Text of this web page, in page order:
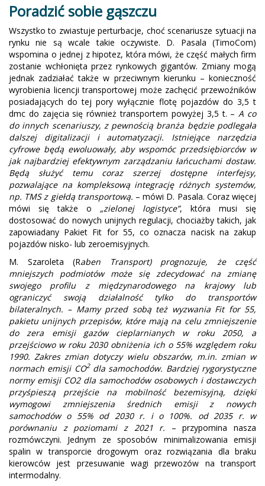
Poradzić sobie gąszczu
Wszystko to zwiastuje perturbacje, choć scenariusze sytuacji na
rynku nie są wcale takie oczywiste. D. Pasala (TimoCom)
wspomina o jednej z hipotez, która mówi, że część małych firm
zostanie wchłonięta przez rynkowych gigantów. Zmiany mogą
jednak zadziałać także w przeciwnym kierunku – konieczność
wyrobienia licencji transportowej może zachęcić przewoźników
posiadających do tej pory wyłącznie flotę pojazdów do 3,5 t
dmc do zajęcia się również transportem powyżej 3,5 t. –A co
do innych scenariuszy, z pewnością branża będzie podlegała
dalszej digitalizacji i automatyzacji. Istniejące narzędzia
cyfrowe będą ewoluowały, aby wspomóc przedsiębiorców w
jak najbardziej efektywnym zarządzaniu łańcuchami dostaw.
Będą służyć temu coraz szerzej dostępne interfejsy,
pozwalające na kompleksową integrację różnych systemów,
np. TMS z giełdą transportową. – mówi D. Pasala. Coraz więcej
mówi się także o „zielonej logistyce”, która musi się
dostosować do nowych unijnych regulacji, chociażby takich, jak
zapowiadany Pakiet Fit for 55, co oznacza nacisk na zakup
pojazdów nisko- lub zeroemisyjnych.
M. Szaroleta (Raben Transport) prognozuje, że część
mniejszych podmiotów może się zdecydować na zmianę
swojego profilu z międzynarodowego na krajowy lub
ograniczyć swoją działalność tylko do transportów
bilateralnych. – Mamy przed sobą też wyzwania Fit for 55,
pakietu unijnych przepisów, które mają na celu zmniejszenie
do zera emisji gazów cieplarnianych w roku 2050, a
przejściowo w roku 2030 obniżenia ich o 55% względem roku
1990. Zakres zmian dotyczy wielu obszarów, m.in. zmian w
normach emisji CO2dla samochodów. Bardziej rygorystyczne
normy emisji CO2 dla samochodów osobowych i dostawczych
przyśpieszą przejście na mobilność bezemisyjną, dzięki
wymogowi zmniejszenia średnich emisji z nowych
samochodów o 55% od 2030 r. i o 100%. od 2035 r. w
porównaniu z poziomami z 2021 r. – przypomina nasza
rozmówczyni. Jednym ze sposobów minimalizowania emisji
spalin w transporcie drogowym oraz rozwiązania dla braku
kierowców jest przesuwanie wagi przewozów na transport
intermodalny.